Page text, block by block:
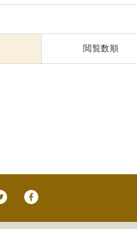
閲覧数順